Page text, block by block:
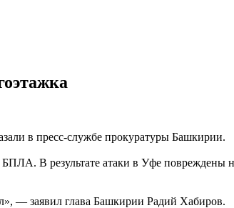
в пресс-службе прокуратуры Башкирии.
В результате атаки в Уфе
— заявил глава Башкирии Радий Хабиров.